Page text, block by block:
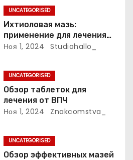
UNCATEGORISED
Ихтиоловая мазь:
применение для лечения
фурункулов
Ноя 1, 2024 Studiohallo_
UNCATEGORISED
Обзор таблеток для
лечения от ВПЧ
Ноя 1, 2024 Znakcomstva_
UNCATEGORISED
Обзор эффективных мазей